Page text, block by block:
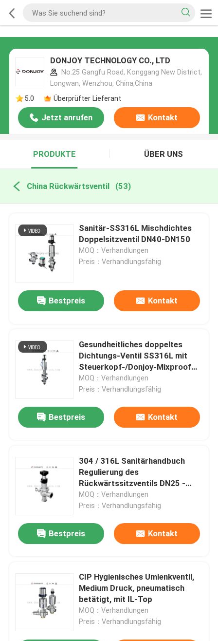
DONJOY TECHNOLOGY CO., LTD
No.25 Gangfu Road, Konggang New District,
Longwan, Wenzhou, China,China
5.0
Überprüfter Lieferant
Jetzt anrufen Kontakt
PRODUKTE ÜBER UNS
China Rückwärtsventil (53)
Sanitär-SS316L Mischdichtes
Doppelsitzventil DN40-DN150
MOQ：Verhandlungen
Preis：Verhandlungsfähig
Bestpreis Kontakt
Gesundheitliches doppeltes
Dichtungs-Ventil SS316L mit
Steuerkopf-/Donjoy-Mixproof
Ventilen
MOQ：Verhandlungen
Preis：Verhandlungsfähig
Bestpreis Kontakt
304 / 316L Sanitärhandbuch
Regulierung des
Rückwärtssitzventils DN25 -
DN150
MOQ：Verhandlungen
Preis：Verhandlungsfähig
Bestpreis Kontakt
CIP Hygienisches Umlenkventil,
Medium Druck, pneumatisch
betätigt, mit IL-Top
MOQ：Verhandlungen
Preis：Verhandlungsfähig